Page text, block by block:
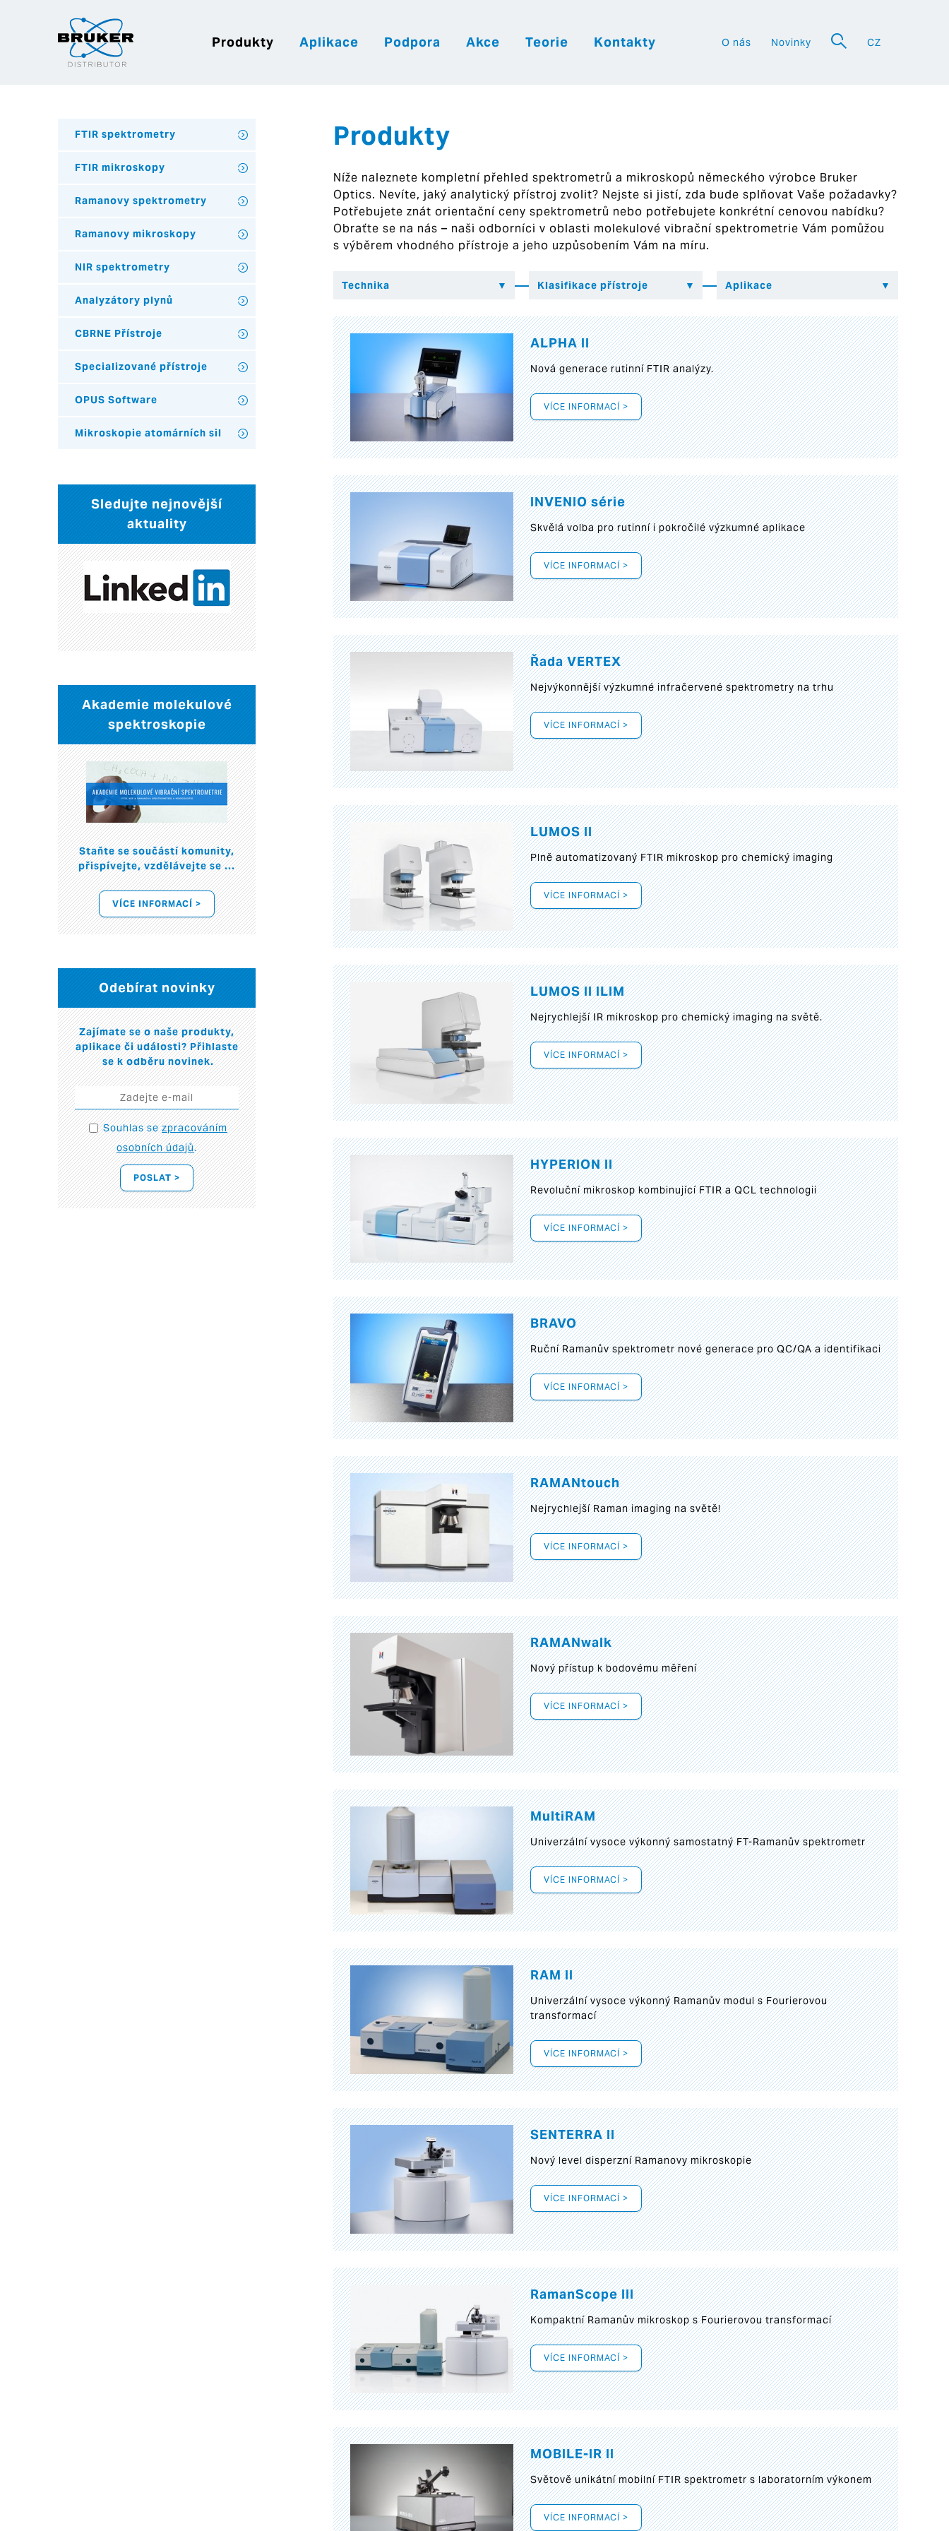
Produkty Aplikace Podpora Akce Teorie Kontakty O nás Novinky CZ
Produkty
Níže naleznete kompletní přehled spektrometrů a mikroskopů německého výrobce Bruker
Optics. Nevíte, jaký analytický přístroj zvolit? Nejste si jistí, zda bude splňovat Vaše požadavky?
Potřebujete znát orientační ceny spektrometrů nebo potřebujete konkrétní cenovou nabídku?
Obraťte se na nás – naši odborníci v oblasti molekulové vibrační spektrometrie Vám pomůžou
s výběrem vhodného přístroje a jeho uzpůsobením Vám na míru.
ALPHA II
Nová generace rutinní FTIR analýzy.
VÍCE INFORMACÍ >
INVENIO série
Skvělá volba pro rutinní i pokročilé výzkumné aplikace
VÍCE INFORMACÍ >
Řada VERTEX
Nejvýkonnější výzkumné infračervené spektrometry na trhu
VÍCE INFORMACÍ >
LUMOS II
Plně automatizovaný FTIR mikroskop pro chemický imaging
VÍCE INFORMACÍ >
LUMOS II ILIM
Nejrychlejší IR mikroskop pro chemický imaging na světě.
VÍCE INFORMACÍ >
HYPERION II
Revoluční mikroskop kombinující FTIR a QCL technologii
VÍCE INFORMACÍ >
BRAVO
Ruční Ramanův spektrometr nové generace pro QC/QA a identifikaci
VÍCE INFORMACÍ >
RAMANtouch
Nejrychlejší Raman imaging na světě!
VÍCE INFORMACÍ >
RAMANwalk
Nový přístup k bodovému měření
VÍCE INFORMACÍ >
MultiRAM
Univerzální vysoce výkonný samostatný FT-Ramanův spektrometr
VÍCE INFORMACÍ >
RAM II
Univerzální vysoce výkonný Ramanův modul s Fourierovou
transformací
VÍCE INFORMACÍ >
SENTERRA II
Nový level disperzní Ramanovy mikroskopie
VÍCE INFORMACÍ >
RamanScope III
Kompaktní Ramanův mikroskop s Fourierovou transformací
VÍCE INFORMACÍ >
MOBILE-IR II
Světově unikátní mobilní FTIR spektrometr s laboratorním výkonem
VÍCE INFORMACÍ >
FTIR spektrometry
FTIR mikroskopy
Ramanovy spektrometry
Ramanovy mikroskopy
NIR spektrometry
Analyzátory plynů
CBRNE Přístroje
Specializované přístroje
OPUS Software
Mikroskopie atomárních sil
Sledujte nejnovější
aktuality
Akademie molekulové
spektroskopie
Staňte se součástí komunity,
přispívejte, vzdělávejte se ...
VÍCE INFORMACÍ >
Odebírat novinky
Zajímate se o naše produkty,
aplikace či události? Přihlaste
se k odběru novinek.
Souhlas sezpracováním
osobních údajů.
POSLAT >